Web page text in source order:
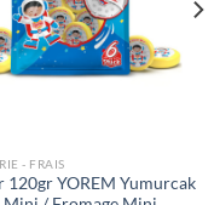
- FRAIS
120gr YOREM Yumurcak